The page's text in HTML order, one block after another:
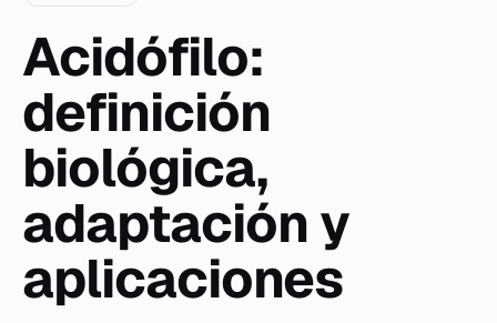
Acidófilo:
definición
biológica,
adaptación y
aplicaciones